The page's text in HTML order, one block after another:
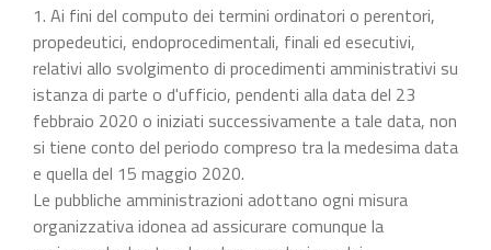
1. Ai fini del computo dei termini ordinatori o perentori,
propedeutici, endoprocedimentali, finali ed esecutivi,
relativi allo svolgimento di procedimenti amministrativi su
istanza di parte o d'ufficio, pendenti alla data del 23
febbraio 2020 o iniziati successivamente a tale data, non
si tiene conto del periodo compreso tra la medesima data
e quella del 15 maggio 2020.
Le pubbliche amministrazioni adottano ogni misura
organizzativa idonea ad assicurare comunque la